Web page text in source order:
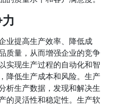
业提高生产效率、降低成
质量，从而增强企业的竞争
实现生产过程的自动化和智
降低生产成本和风险。生产
析生产数据，发现和解决生
的灵活性和稳定性。生产软